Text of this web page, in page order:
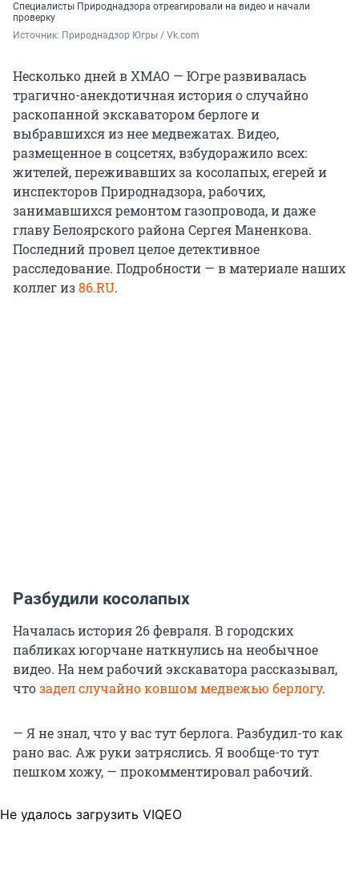
Специалисты Природнадзора отреагировали на видео и начали
проверку
Источник: Природнадзор Югры / Vk.com
Несколько дней в ХМАО — Югре развивалась
трагично-анекдотичная история о случайно
раскопанной экскаватором берлоге и
выбравшихся из нее медвежатах. Видео,
размещенное в соцсетях, взбудоражило всех:
жителей, переживавших за косолапых, егерей и
инспекторов Природнадзора, рабочих,
занимавшихся ремонтом газопровода, и даже
главу Белоярского района Сергея Маненкова.
Последний провел целое детективное
расследование. Подробности — в материале наших
коллег из86.RU.
Разбудили косолапых
Началась история 26 февраля. В городских
пабликах югорчане наткнулись на необычное
видео. На нем рабочий экскаватора рассказывал,
чтозадел случайно ковшом медвежью берлогу.
— Я не знал, что у вас тут берлога. Разбудил-то как
рано вас. Аж руки затряслись. Я вообще-то тут
пешком хожу, — прокомментировал рабочий.
Не удалось загрузить VIQEO